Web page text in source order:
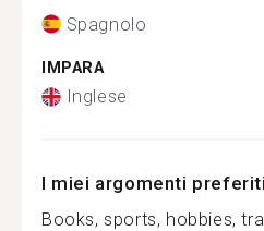
Spagnolo
IMPARA
Inglese
I miei argomenti preferiti
Books, sports, hobbies,